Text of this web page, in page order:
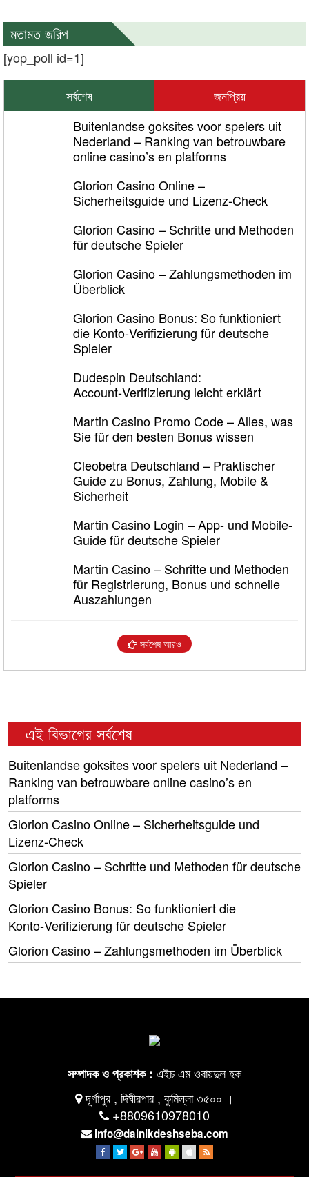
মতামত জরিপ
[yop_poll id=1]
সর্বশেষ
জনপ্রিয়
Buitenlandse goksites voor spelers uit
Nederland – Ranking van betrouwbare
online casino’s en platforms
Glorion Casino Online –
Sicherheitsguide und Lizenz‑Check
Glorion Casino – Schritte und Methoden
für deutsche Spieler
Glorion Casino – Zahlungsmethoden im
Überblick
Glorion Casino Bonus: So funktioniert
die Konto‑Verifizierung für deutsche
Spieler
Dudespin Deutschland:
Account‑Verifizierung leicht erklärt
Martin Casino Promo Code – Alles, was
Sie für den besten Bonus wissen
Cleobetra Deutschland – Praktischer
Guide zu Bonus, Zahlung, Mobile &
Sicherheit
Martin Casino Login – App- und Mobile-
Guide für deutsche Spieler
Martin Casino – Schritte und Methoden
für Registrierung, Bonus und schnelle
Auszahlungen
সর্বশেষ আরও
এই বিভাগের সর্বশেষ
Buitenlandse goksites voor spelers uit Nederland –
Ranking van betrouwbare online casino’s en
platforms
Glorion Casino Online – Sicherheitsguide und
Lizenz‑Check
Glorion Casino – Schritte und Methoden für deutsche
Spieler
Glorion Casino Bonus: So funktioniert die
Konto‑Verifizierung für deutsche Spieler
Glorion Casino – Zahlungsmethoden im Überblick
সম্পাদক ও প্রকাশক : এইচ এম ওবায়দুল হক
দূর্গাপুর , দিঘীরপার , কুমিল্লা ৩৫০০ ।
+8809610978010
info@dainikdeshseba.com